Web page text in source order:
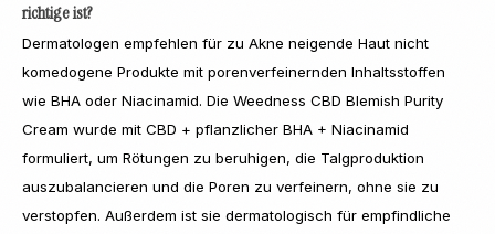
richtige ist?
Dermatologen empfehlen für zu Akne neigende Haut nicht
komedogene Produkte mit porenverfeinernden Inhaltsstoffen
wie BHA oder Niacinamid. Die Weedness CBD Blemish Purity
Cream wurde mit CBD + pflanzlicher BHA + Niacinamid
formuliert, um Rötungen zu beruhigen, die Talgproduktion
auszubalancieren und die Poren zu verfeinern, ohne sie zu
verstopfen. Außerdem ist sie dermatologisch für empfindliche